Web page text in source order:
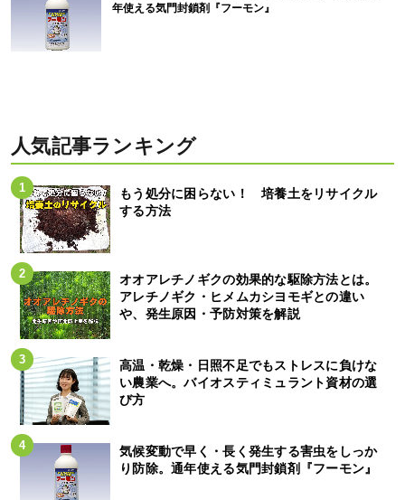
年使える気門封鎖剤『フーモン』
人気記事ランキング
もう処分に困らない！ 培養土をリサイクル
する方法
オオアレチノギクの効果的な駆除方法とは。
アレチノギク・ヒメムカシヨモギとの違い
や、発生原因・予防対策を解説
高温・乾燥・日照不足でもストレスに負けな
い農業へ。バイオスティミュラント資材の選
び方
気候変動で早く・長く発生する害虫をしっか
り防除。通年使える気門封鎖剤『フーモン』